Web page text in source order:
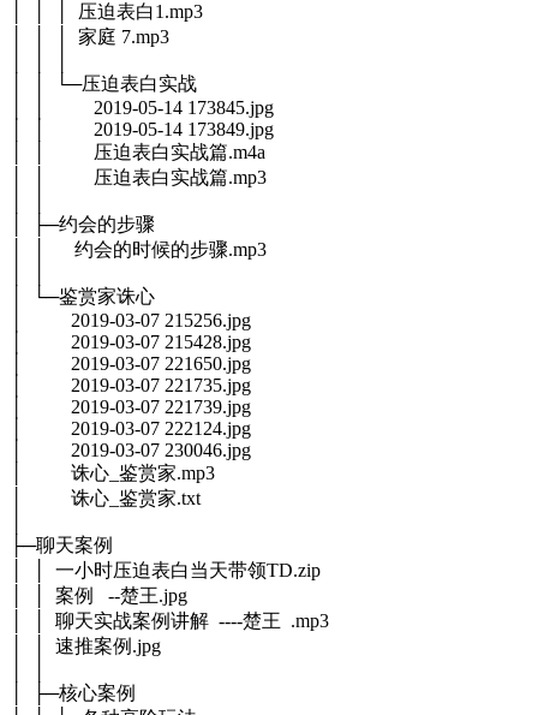
│ │ │ 压迫表白1.mp3
│ │ │ 家庭 7.mp3
│ │ └─压迫表白实战
│ │ 2019-05-14 173845.jpg
│ │ 2019-05-14 173849.jpg
│ │ 压迫表白实战篇.m4a
│ │ 压迫表白实战篇.mp3
│ ├─约会的步骤
│ │ 约会的时候的步骤.mp3
│ └─鉴赏家诛心
│ 2019-03-07 215256.jpg
│ 2019-03-07 215428.jpg
│ 2019-03-07 221650.jpg
│ 2019-03-07 221735.jpg
│ 2019-03-07 221739.jpg
│ 2019-03-07 222124.jpg
│ 2019-03-07 230046.jpg
│ 诛心_鉴赏家.mp3
│ 诛心_鉴赏家.txt
├─聊天案例
│ │ 一小时压迫表白当天带领TD.zip
│ │ 案例 --楚王.jpg
│ │ 聊天实战案例讲解 ----楚王 .mp3
│ │ 速推案例.jpg
│ ├─核心案例